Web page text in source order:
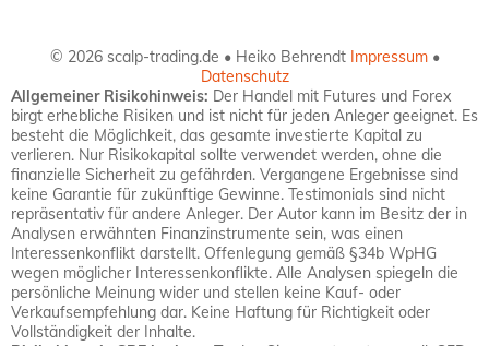
© 2026 scalp-trading.de • Heiko Behrendt Impressum•
Datenschutz
Allgemeiner Risikohinweis: Der Handel mit Futures und Forex
birgt erhebliche Risiken und ist nicht für jeden Anleger geeignet. Es
besteht die Möglichkeit, das gesamte investierte Kapital zu
verlieren. Nur Risikokapital sollte verwendet werden, ohne die
finanzielle Sicherheit zu gefährden. Vergangene Ergebnisse sind
keine Garantie für zukünftige Gewinne. Testimonials sind nicht
repräsentativ für andere Anleger. Der Autor kann im Besitz der in
Analysen erwähnten Finanzinstrumente sein, was einen
Interessenkonflikt darstellt. Offenlegung gemäß §34b WpHG
wegen möglicher Interessenkonflikte. Alle Analysen spiegeln die
persönliche Meinung wider und stellen keine Kauf- oder
Verkaufsempfehlung dar. Keine Haftung für Richtigkeit oder
Vollständigkeit der Inhalte.